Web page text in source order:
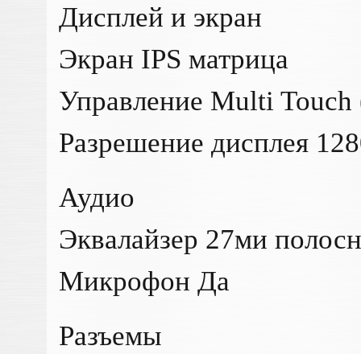
Дисплей и экран
Экран IPS матрица
Управление Multi Touch
Разрешение дисплея
Аудио
Эквалайзер 27ми
Микрофон Да
Разъемы